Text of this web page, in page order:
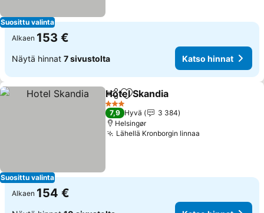
Suosittu valinta
Alkaen 153 €
Näytä hinnat 7 sivustolta Katso hinnat
Suosittu valinta
Jaa Lisää suosikkeihin
Hotel Skandia
3 Tähtiluokitus
7,9 Hyvä
3 384
Helsingør
Lähellä Kronborgin linnaa
Alkaen 154 €